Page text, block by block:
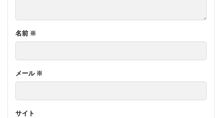
名前 ※
メール ※
サイト